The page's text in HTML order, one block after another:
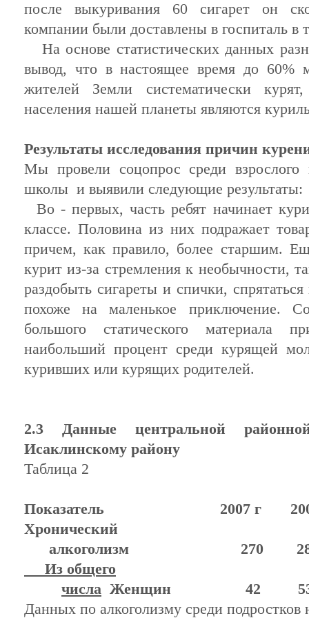
после выкуривания 60 сигарет он
компании были доставлены в госпиталь в
На основе статистических данных
вывод, что в настоящее время до
жителей Земли систематически
населения нашей планеты являются
Результаты исследования причин
Мы провели соцопрос среди
школы и выявили следующие результаты:
Во - первых, часть ребят начинает
классе. Поло­вина из них подражает
причем, как правило, более старшим.
курит из-за стремления к необычности,
раздобыть сигареты и спички,
похоже на маленькое приключение.
большого статического материала
наибольший процент среди курящей
куривших или курящих родителей.
2.3 Данные центральной
Исаклинскому району
Таблица 2
Показатель 2007 г
Хронический
алкоголизм
270
Из общего
числа Женщин 42
Данных по алкоголизму среди подростков